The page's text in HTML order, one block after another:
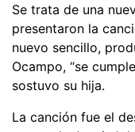
Se trata de una
presentaron la
nuevo sencillo,
Ocampo, “se
sostuvo su hija.
La canción fue el